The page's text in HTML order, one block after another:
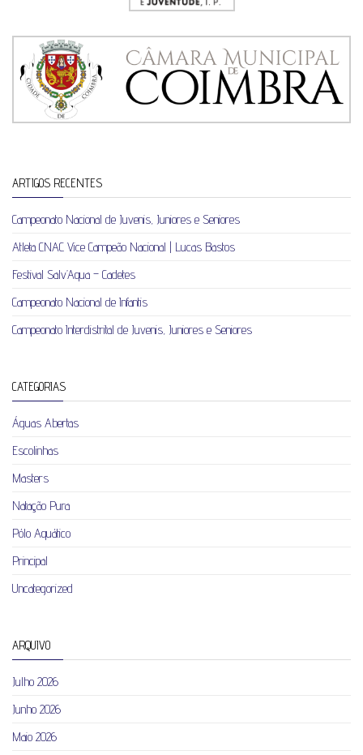
ARTIGOS RECENTES
Campeonato Nacional de Juvenis, Juniores e Seniores
Atleta CNAC Vice Campeão Nacional | Lucas Bastos
Festival Salv’Aqua – Cadetes
Campeonato Nacional de Infantis
Campeonato Interdistrital de Juvenis, Juniores e Seniores
CATEGORIAS
Águas Abertas
Escolinhas
Masters
Natação Pura
Pólo Aquático
Principal
Uncategorized
ARQUIVO
Julho 2026
Junho 2026
Maio 2026